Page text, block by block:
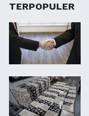
TERPOPULER